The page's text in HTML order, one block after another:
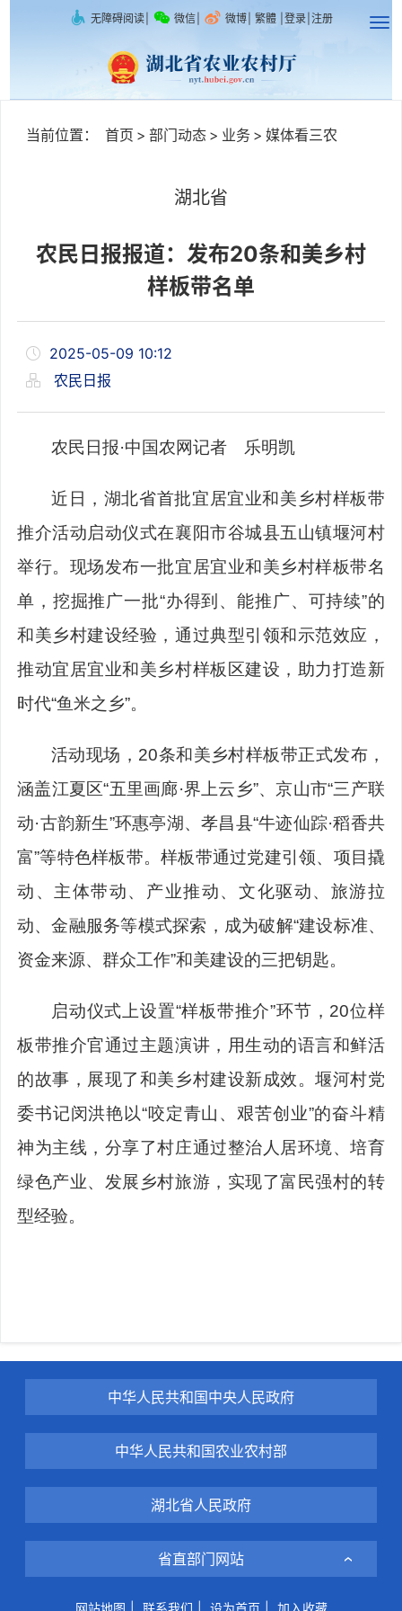
无障碍阅读 微信 微博 繁體 登录 注册
当前位置： 首页 > 部门动态 > 业务 > 媒体看三农
湖北省
农民日报报道：发布20条和美乡村
样板带名单
2025-05-09 10:12
农民日报
农民日报·中国农网记者 乐明凯
近日，湖北省首批宜居宜业和美乡村样板带
推介活动启动仪式在襄阳市谷城县五山镇堰河村
举行。现场发布一批宜居宜业和美乡村样板带名
单，挖掘推广一批“办得到、能推广、可持续”的
和美乡村建设经验，通过典型引领和示范效应，
推动宜居宜业和美乡村样板区建设，助力打造新
时代“鱼米之乡”。
活动现场，20条和美乡村样板带正式发布，
涵盖江夏区“五里画廊·界上云乡”、京山市“三产联
动·古韵新生”环惠亭湖、孝昌县“牛迹仙踪·稻香共
富”等特色样板带。样板带通过党建引领、项目撬
动、主体带动、产业推动、文化驱动、旅游拉
动、金融服务等模式探索，成为破解“建设标准、
资金来源、群众工作”和美建设的三把钥匙。
启动仪式上设置“样板带推介”环节，20位样
板带推介官通过主题演讲，用生动的语言和鲜活
的故事，展现了和美乡村建设新成效。堰河村党
委书记闵洪艳以“咬定青山、艰苦创业”的奋斗精
神为主线，分享了村庄通过整治人居环境、培育
绿色产业、发展乡村旅游，实现了富民强村的转
型经验。
中华人民共和国中央人民政府
中华人民共和国农业农村部
湖北省人民政府
省直部门网站
网站地图 联系我们 设为首页 加入收藏